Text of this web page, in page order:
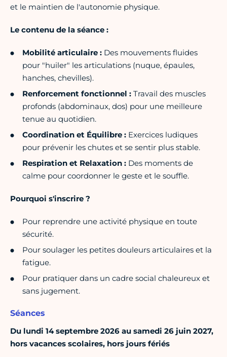
et le maintien de l'autonomie physique.
Le contenu de la séance :
Mobilité articulaire : Des mouvements fluides
pour "huiler" les articulations (nuque, épaules,
hanches, chevilles).
Renforcement fonctionnel : Travail des muscles
profonds (abdominaux, dos) pour une meilleure
tenue au quotidien.
Coordination et Équilibre : Exercices ludiques
pour prévenir les chutes et se sentir plus stable.
Respiration et Relaxation : Des moments de
calme pour coordonner le geste et le souffle.
Pourquoi s'inscrire ?
Pour reprendre une activité physique en toute
sécurité.
Pour soulager les petites douleurs articulaires et la
fatigue.
Pour pratiquer dans un cadre social chaleureux et
sans jugement.
Séances
Du lundi 14 septembre 2026 au samedi 26 juin 2027,
hors vacances scolaires, hors jours fériés